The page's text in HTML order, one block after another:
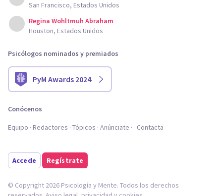
San Francisco, Estados Unidos
Regina Wohltmuh Abraham
Houston, Estados Unidos
Psicólogos nominados y premiados
PyM Awards 2024
Conócenos
Equipo Redactores Tópicos Anúnciate Contacta
Accede Regístrate
© Copyright 2026 Psicología y Mente. Todos los derechos